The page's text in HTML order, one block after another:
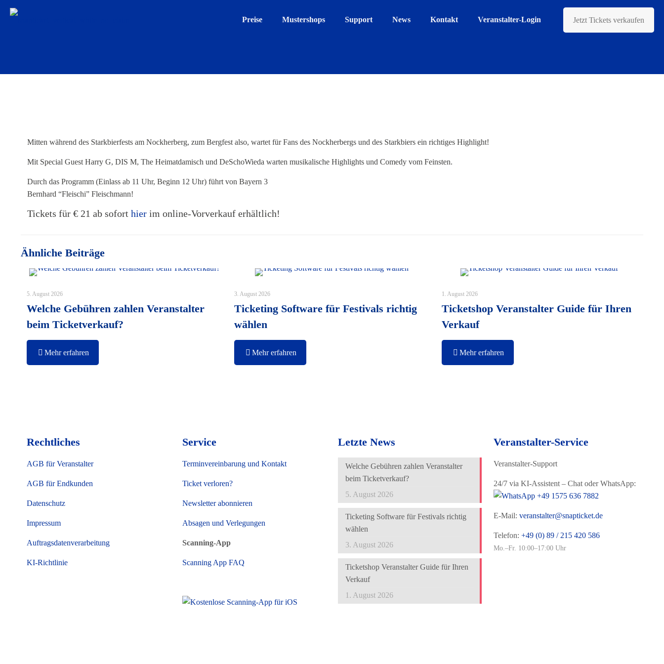
Preise Mustershops Support News Kontakt Veranstalter-Login Jetzt Tickets verkaufen
Mitten während des Starkbierfests am Nockherberg, zum Bergfest also, wartet für Fans des Nockherbergs und des Starkbiers ein richtiges Highlight!
Mit Special Guest Harry G, DIS M, The Heimatdamisch und DeSchoWieda warten musikalische Highlights und Comedy vom Feinsten.
Durch das Programm (Einlass ab 11 Uhr, Beginn 12 Uhr) führt von Bayern 3
Bernhard “Fleischi” Fleischmann!
Tickets für € 21 ab sofort hierim online-Vorverkauf erhältlich!
Ähnliche Beiträge
5. August 2026
Welche Gebühren zahlen Veranstalter
beim Ticketverkauf?
Mehr erfahren
3. August 2026
Ticketing Software für Festivals richtig
wählen
Mehr erfahren
1. August 2026
Ticketshop Veranstalter Guide für Ihren
Verkauf
Mehr erfahren
Rechtliches
AGB für Veranstalter
AGB für Endkunden
Datenschutz
Impressum
Auftragsdatenverarbeitung
KI-Richtlinie
Service
Terminvereinbarung und Kontakt
Ticket verloren?
Newsletter abonnieren
Absagen und Verlegungen
Scanning-App
Scanning App FAQ
Letzte News
Welche Gebühren zahlen Veranstalter
beim Ticketverkauf?
5. August 2026
Ticketing Software für Festivals richtig
wählen
3. August 2026
Ticketshop Veranstalter Guide für Ihren
Verkauf
1. August 2026
Veranstalter-Service
Veranstalter-Support
24/7 via KI-Assistent – Chat oder WhatsApp:
+49 1575 636 7882
E-Mail: veranstalter@snapticket.de
Telefon: +49 (0) 89 / 215 420 586
Mo.–Fr. 10:00–17:00 Uhr